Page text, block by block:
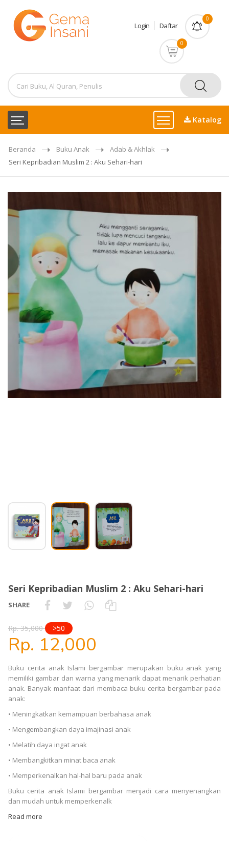
Login Daftar
0
0
Katalog
Beranda Buku Anak
Adab & Akhlak
Seri Kepribadian Muslim 2 : Aku Sehari-hari
Seri Kepribadian Muslim 2 : Aku Sehari-hari
SHARE
Rp. 35,000 >50
Rp. 12,000
Buku cerita anak Islami bergambar merupakan buku anak yang
memiliki gambar dan warna yang menarik dapat menarik perhatian
anak. Banyak manfaat dari membaca buku cerita bergambar pada
anak:
• Meningkatkan kemampuan berbahasa anak
• Mengembangkan daya imajinasi anak
• Melatih daya ingat anak
• Membangkitkan minat baca anak
• Memperkenalkan hal-hal baru pada anak
Buku cerita anak Islami bergambar menjadi cara menyenangkan
dan mudah untuk memperkenalk
Read more